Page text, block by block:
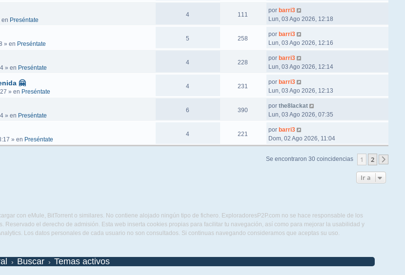
en Preséntate
4 111
por barri3
Lun, 03 Ago 2026, 12:18
» en Preséntate
5 258
por barri3
Lun, 03 Ago 2026, 12:16
» en Preséntate
4 228
por barri3
Lun, 03 Ago 2026, 12:14
🤗
» en Preséntate
4 231
por barri3
Lun, 03 Ago 2026, 12:13
» en Preséntate
6 390
por the8lackat
Lun, 03 Ago 2026, 07:35
» en Preséntate
4 221
por barri3
Dom, 02 Ago 2026, 11:04
Se encontraron 30 coincidencias 1 2
Ir a
con eMule, BitTorrent o similares. No contiene alojado ningún tipo de fichero. ExploradoresP2P.com no se hace responsable de los
Reservado el derecho de admisión. Esta web inserta cookies propias para facilitar tu navegación, así como para mejorar la usabilidad y
Los datos personales de cada usuario no son consultados. Si continuas navegando consideramos que aceptas su uso.
Buscar Temas activos